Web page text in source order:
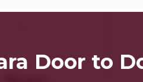
Door to